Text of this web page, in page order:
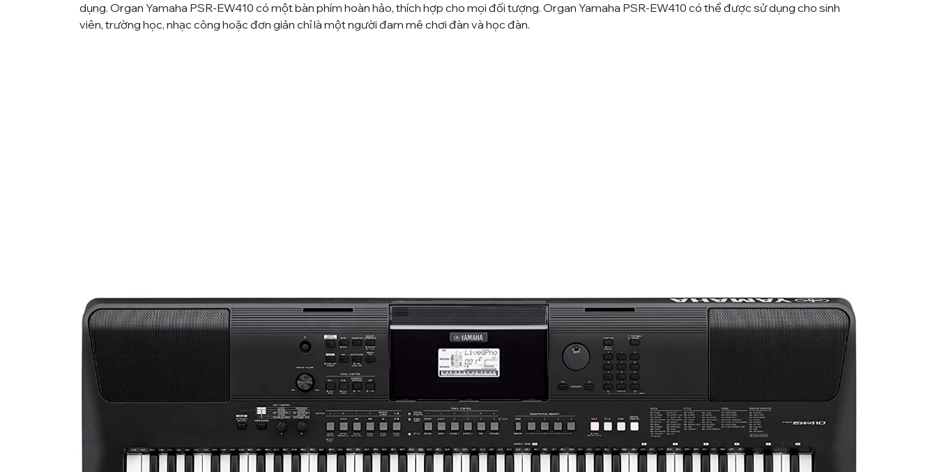
dụng. Organ Yamaha PSR-EW410 có một bàn phím hoàn hảo, thích hợp cho mọi đối tượng. Organ Yamaha PSR-EW410 có thể được sử dụng cho sinh
viên, trường học, nhạc công hoặc đơn giản chỉ là một người đam mê chơi đàn và học đàn.